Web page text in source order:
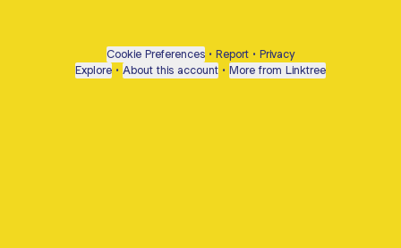
Cookie Preferences • Report • Privacy
Explore • About this account • More from Linktree